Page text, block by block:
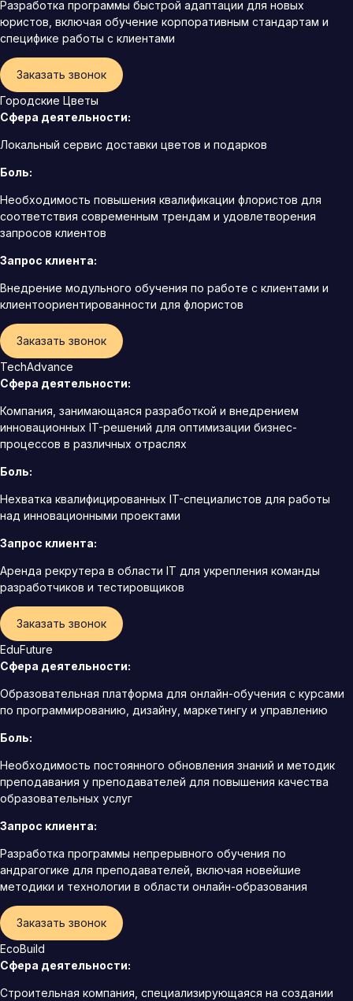
Разработка программы быстрой адаптации для новых
юристов, включая обучение корпоративным стандартам и
специфике работы с клиентами
Заказать звонок
Городские Цветы
Сфера деятельности:
Локальный сервис доставки цветов и подарков
Боль:
Необходимость повышения квалификации флористов для
соответствия современным трендам и удовлетворения
запросов клиентов
Запрос клиента:
Внедрение модульного обучения по работе с клиентами и
клиентоориентированности для флористов
Заказать звонок
TechAdvance
Сфера деятельности:
Компания, занимающаяся разработкой и внедрением
инновационных IT-решений для оптимизации бизнес-
процессов в различных отраслях
Боль:
Нехватка квалифицированных IT-специалистов для работы
над инновационными проектами
Запрос клиента:
Аренда рекрутера в области IT для укрепления команды
разработчиков и тестировщиков
Заказать звонок
EduFuture
Сфера деятельности:
Образовательная платформа для онлайн-обучения с курсами
по программированию, дизайну, маркетингу и управлению
Боль:
Необходимость постоянного обновления знаний и методик
преподавания у преподавателей для повышения качества
образовательных услуг
Запрос клиента:
Разработка программы непрерывного обучения по
андрагогике для преподавателей, включая новейшие
методики и технологии в области онлайн-образования
Заказать звонок
EcoBuild
Сфера деятельности:
Строительная компания, специализирующаяся на создании